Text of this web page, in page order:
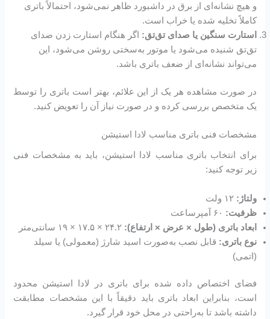
و هیچ نشانه‌ای از برق در داشبورد ظاهر نمی‌شود، احتمالاً باتری
کاملاً تخلیه شده یا خراب است.
استارت سنگین یا صدای تق‌تق: اگر هنگام استارت زدن صدای
تق‌تق شنیده می‌شود یا موتور به‌سختی روشن می‌شود، این
می‌تواند نشانه‌ای از ضعف باتری باشد.
در صورت مشاهده هر یک از این علائم، بهتر است باتری را توسط
یک متخصص بررسی کرده و در صورت نیاز آن را تعویض کنید.
مشخصات فنی باتری مناسب لادا استیشن
برای انتخاب باتری مناسب لادا استیشن، باید به مشخصات فنی
زیر توجه کنید:
ولتاژ:
ظرفیت:
ابعاد باتری (طول × عرض × ارتفاع):
نوع باتری: قابل نصب به‌صورت اسید شارژ (معمولی) یا سیلد
(اتمی)
فضای اختصاص داده شده برای باتری در لادا استیشن محدود
است، بنابراین ابعاد باتری باید دقیقاً با این مشخصات مطابقت
داشته باشد تا به‌راحتی در محل خود قرار گیرد.